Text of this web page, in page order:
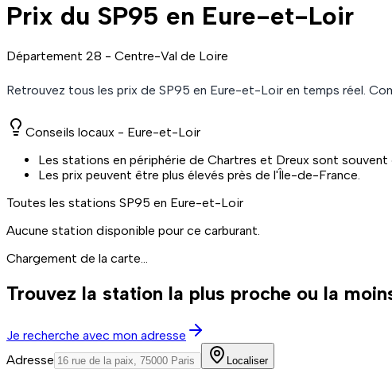
Prix du SP95 en Eure-et-Loir
Département 28 - Centre-Val de Loire
Retrouvez tous les prix de SP95 en Eure-et-Loir en temps réel.
Conseils locaux - Eure-et-Loir
Les stations en périphérie de Chartres et Dreux sont
Les prix peuvent être plus élevés près de l'Île-de-France.
Toutes les stations SP95 en Eure-et-Loir
Aucune station disponible pour ce carburant.
Chargement de la carte...
Trouvez la station la plus proche ou la
Je recherche avec mon adresse
Adresse
Localiser